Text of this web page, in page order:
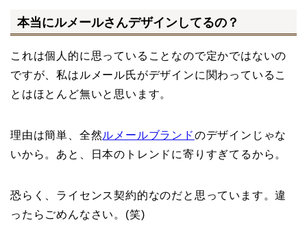
本当にルメールさんデザインしてるの？
これは個人的に思っていることなので定かではないの
ですが、私はルメール氏がデザインに関わっているこ
とはほとんど無いと思います。
理由は簡単、全然ルメールブランドのデザインじゃな
いから。あと、日本のトレンドに寄りすぎてるから。
恐らく、ライセンス契約的なのだと思っています。違
ったらごめんなさい。(笑)